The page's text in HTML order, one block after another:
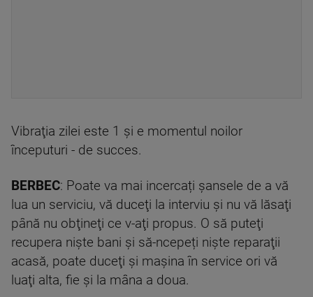
Vibraţia zilei este 1 şi e momentul noilor
începuturi - de succes.
BERBEC: Poate va mai incercați şansele de a vă
lua un serviciu, vă duceţi la interviu şi nu vă lăsaţi
până nu obţineţi ce v-aţi propus. O să puteţi
recupera nişte bani şi să-ncepeți nişte reparaţii
acasă, poate duceţi şi maşina în service ori vă
luaţi alta, fie şi la mâna a doua.